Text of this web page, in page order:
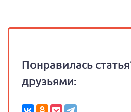
Понравилась
друзьями: